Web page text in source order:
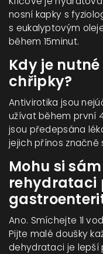
nosní kapky s
s eukalyptovým
během 15minut.
Kdy je
chřipky?
Antivirotika jsou
užívat během první
jsou předepsána
jejich přínos značně
Mohu si
rehydrataci
Ano. Smíchejte 1l
Pijte malé doušky
dehydrataci je lepší